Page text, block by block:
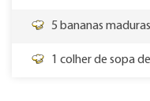
5 bananas
1 colher de sopa